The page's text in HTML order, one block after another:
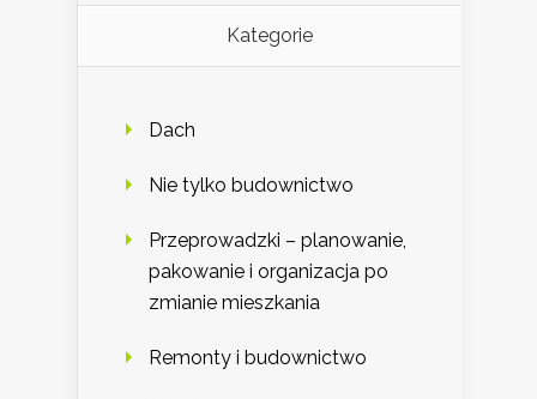
Kategorie
Dach
Nie tylko budownictwo
Przeprowadzki – planowanie,
pakowanie i organizacja po
zmianie mieszkania
Remonty i budownictwo